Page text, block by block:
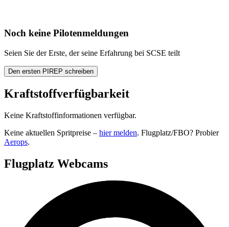
Noch keine Pilotenmeldungen
Seien Sie der Erste, der seine Erfahrung bei SCSE teilt
Den ersten PIREP schreiben
Kraftstoffverfügbarkeit
Keine Kraftstoffinformationen verfügbar.
Keine aktuellen Spritpreise – hier melden. Flugplatz/FBO? Probier
Aerops.
Flugplatz Webcams